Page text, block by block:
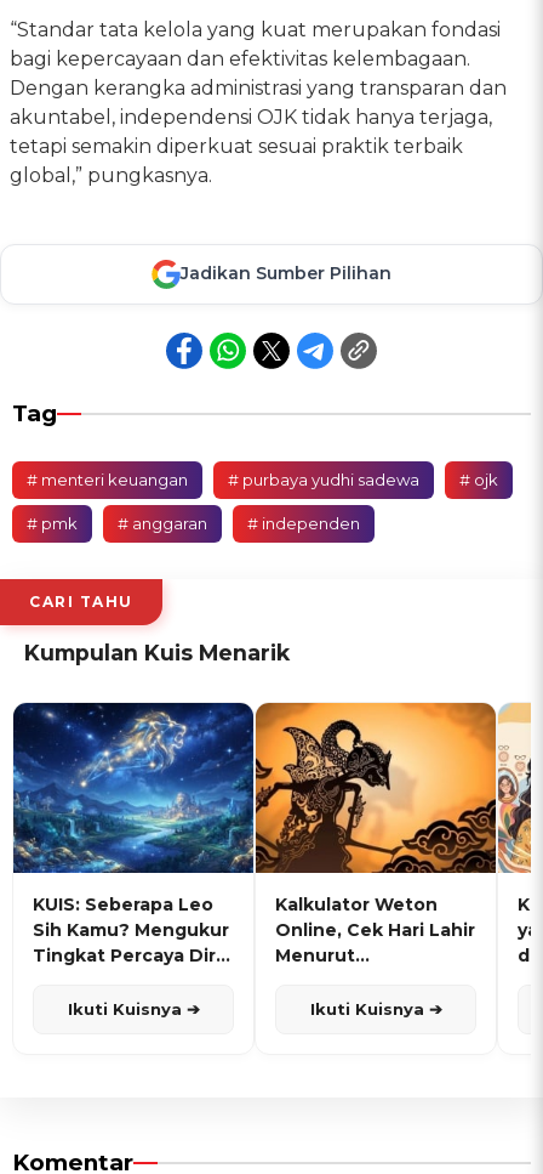
“Standar tata kelola yang kuat merupakan fondasi
bagi kepercayaan dan efektivitas kelembagaan.
Dengan kerangka administrasi yang transparan dan
akuntabel, independensi OJK tidak hanya terjaga,
tetapi semakin diperkuat sesuai praktik terbaik
global,” pungkasnya.
Jadikan Sumber Pilihan
Tag
# menteri keuangan # purbaya yudhi sadewa # ojk
# pmk # anggaran # independen
CARI TAHU
Kumpulan Kuis Menarik
KUIS: Seberapa Leo
Sih Kamu? Mengukur
Tingkat Percaya Diri
Ikuti Kuisnya ➔
Kalkulator Weton
Online, Cek Hari Lahir
Menurut
Ikuti Kuisnya ➔
Komentar